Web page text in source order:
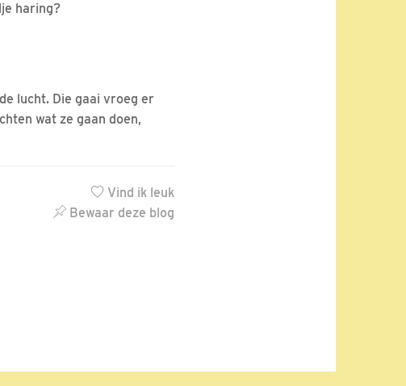
haring?
lucht. Die gaai vroeg er
wat ze gaan doen,
Vind ik leuk
Bewaar deze blog